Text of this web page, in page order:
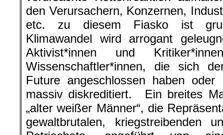
den Verursachern, Konzernen,
etc. zu diesem Fiasko ist
Klimawandel wird arrogant
Aktivist*innen und
Wissenschaftler*innen, die sich
Future angeschlossen haben
massiv diskreditiert. Ein breites
„alter weißer Männer“, die
gewaltbrutalen, kriegstreibenden